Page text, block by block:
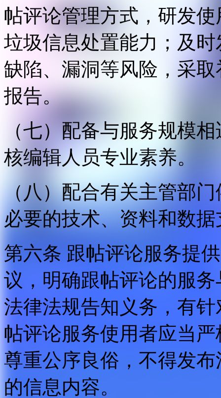
帖评论管理方式，研发
垃圾信息处置能力；及
缺陷、漏洞等风险，采
报告。
（七）配备与服务规模
核编辑人员专业素养。
（八）配合有关主管部
必要的技术、资料和数
第六条 跟帖评论服务提
议，明确跟帖评论的服
法律法规告知义务，有
帖评论服务使用者应当
尊重公序良俗，不得发
的信息内容。